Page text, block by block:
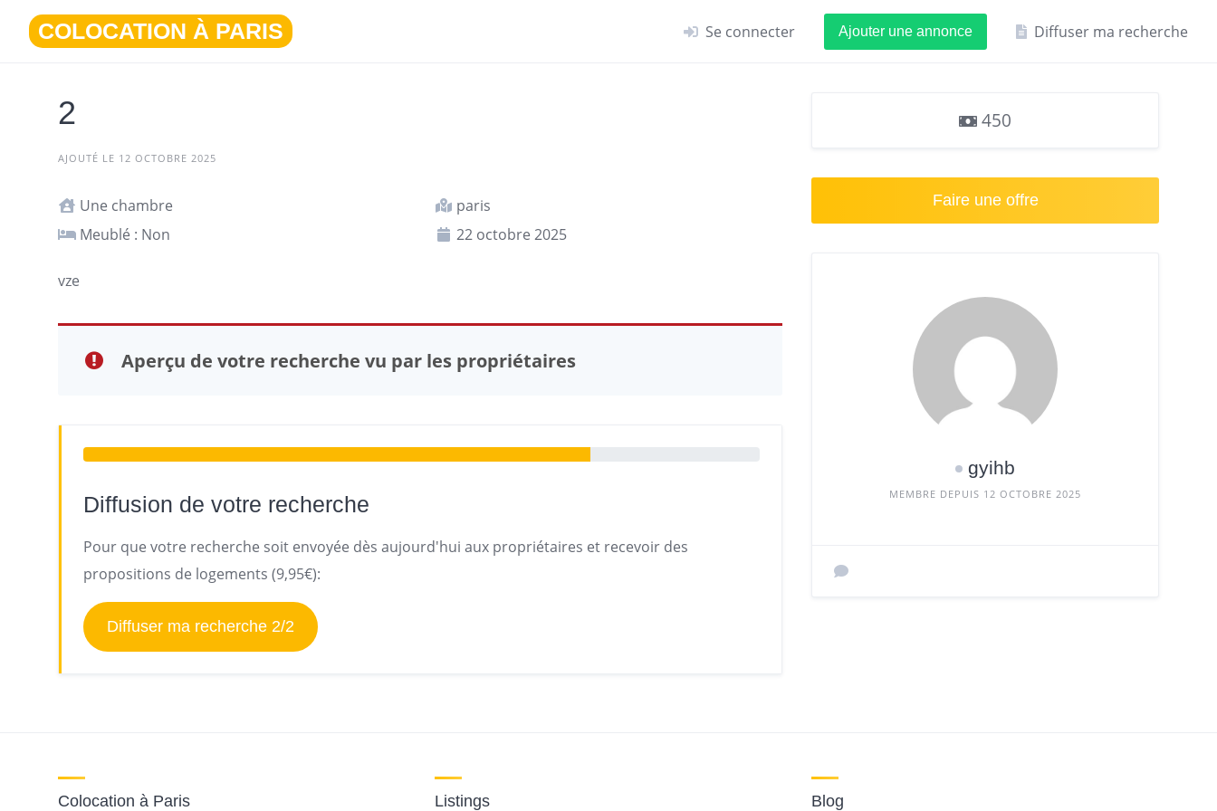
contenu
COLOCATION À PARIS Se connecter Ajouter une annonce Diffuser ma recherche
2
AJOUTÉ LE 12 OCTOBRE 2025
Une chambre
paris
Meublé : Non
22 octobre 2025
vze
Aperçu de votre recherche vu par les propriétaires
Diffusion de votre recherche
Pour que votre recherche soit envoyée dès aujourd'hui aux propriétaires et recevoir des
propositions de logements (9,95€):
Diffuser ma recherche 2/2
450
Faire une offre
gyihb
MEMBRE DEPUIS 12 OCTOBRE 2025
Colocation à Paris Listings Blog